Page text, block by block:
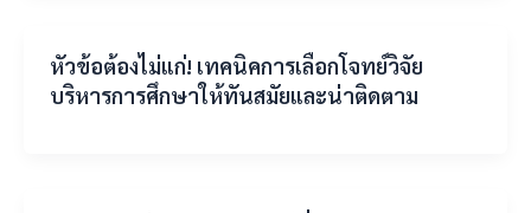
หัวข้อต้องไม่แก่! เทคนิคการเลือกโจทย์วิจัย
บริหารการศึกษาให้ทันสมัยและน่าติดตาม